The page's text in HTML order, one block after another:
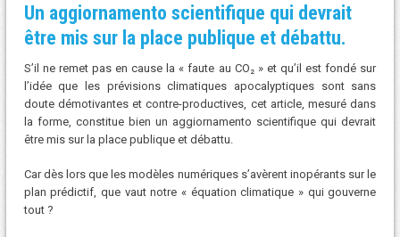
Un aggiornamento scientifique qui devrait
être mis sur la place publique et débattu.
S’il ne remet pas en cause la « faute au CO₂ » et qu’il est fondé sur
l’idée que les prévisions climatiques apocalyptiques sont sans
doute démotivantes et contre-productives, cet article, mesuré dans
la forme, constitue bien un aggiornamento scientifique qui devrait
être mis sur la place publique et débattu.
Car dès lors que les modèles numériques s’avèrent inopérants sur le
plan prédictif, que vaut notre « équation climatique » qui gouverne
tout ?